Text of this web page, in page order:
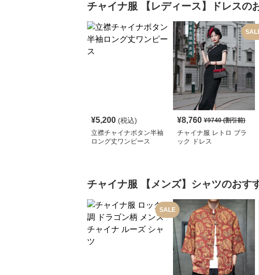
チャイナ服 【レディース】ドレスの
¥5,200 (税込)
立襟チャイナボタン半袖
ロング丈ワンピース
¥8,760 ¥9740(割引前)
チャイナ服 レトロ ブラ
ック ドレス
チャイナ服 【メンズ】シャツのおす
SALE